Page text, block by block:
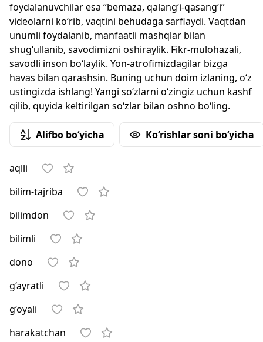
foydalanuvchilar esa “bemaza, qalang‘i-qasang‘i”
videolarni ko‘rib, vaqtini behudaga sarflaydi. Vaqtdan
unumli foydalanib, manfaatli mashqlar bilan
shug‘ullanib, savodimizni oshiraylik. Fikr-mulohazali,
savodli inson bo‘laylik. Yon-atrofimizdagilar bizga
havas bilan qarashsin. Buning uchun doim izlaning, o‘z
ustingizda ishlang! Yangi so‘zlarni o‘zingiz uchun kashf
qilib, quyida keltirilgan so‘zlar bilan oshno bo‘ling.
Alifbo bo‘yicha Ko‘rishlar soni bo‘yicha
aqlli
bilim-tajriba
bilimdon
bilimli
dono
g‘ayratli
g‘oyali
harakatchan